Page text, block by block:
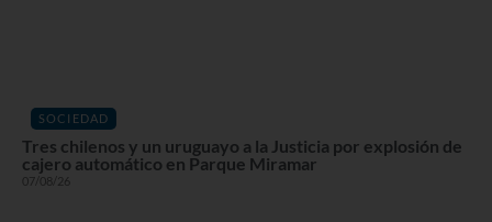
SOCIEDAD
Tres chilenos y un uruguayo a la Justicia por explosión de
cajero automático en Parque Miramar
07/08/26